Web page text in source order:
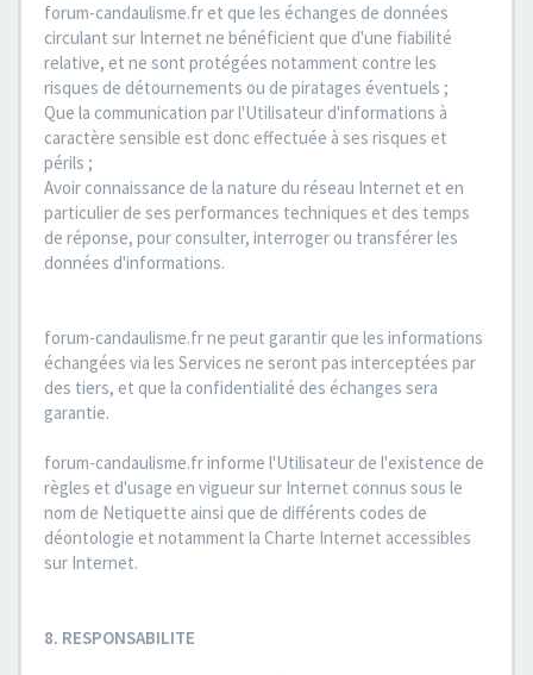
forum-candaulisme.fr et que les échanges de données
circulant sur Internet ne bénéficient que d'une fiabilité
relative, et ne sont protégées notamment contre les
risques de détournements ou de piratages éventuels ;
Que la communication par l'Utilisateur d'informations à
caractère sensible est donc effectuée à ses risques et
périls ;
Avoir connaissance de la nature du réseau Internet et en
particulier de ses performances techniques et des temps
de réponse, pour consulter, interroger ou transférer les
données d'informations.
forum-candaulisme.fr ne peut garantir que les informations
échangées via les Services ne seront pas interceptées par
des tiers, et que la confidentialité des échanges sera
garantie.
forum-candaulisme.fr informe l'Utilisateur de l'existence de
règles et d'usage en vigueur sur Internet connus sous le
nom de Netiquette ainsi que de différents codes de
déontologie et notamment la Charte Internet accessibles
sur Internet.
8. RESPONSABILITE